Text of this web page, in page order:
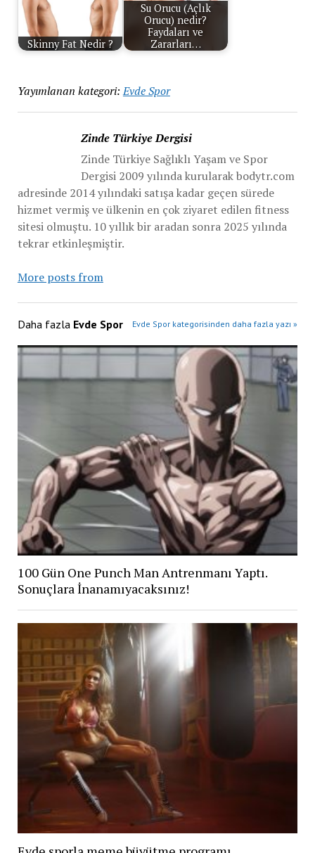
Skinny Fat Nedir ?
Su Orucu (Açlık
Orucu) nedir?
Faydaları ve
Zararları…
Yayımlanan kategori: Evde Spor
Zinde Türkiye Dergisi
Zinde Türkiye Sağlıklı Yaşam ve Spor
Dergisi 2009 yılında kurularak bodytr.com
adresinde 2014 yılındaki satışa kadar geçen sürede
hizmet vermiş ve ülkenin en çok ziyaret edilen fitness
sitesi olmuştu. 10 yıllık bir aradan sonra 2025 yılında
tekrar etkinleşmiştir.
More posts from
Daha fazla Evde Spor Evde Spor kategorisinden daha fazla yazı »
100 Gün One Punch Man Antrenmanı Yaptı.
Sonuçlara İnanamıyacaksınız!